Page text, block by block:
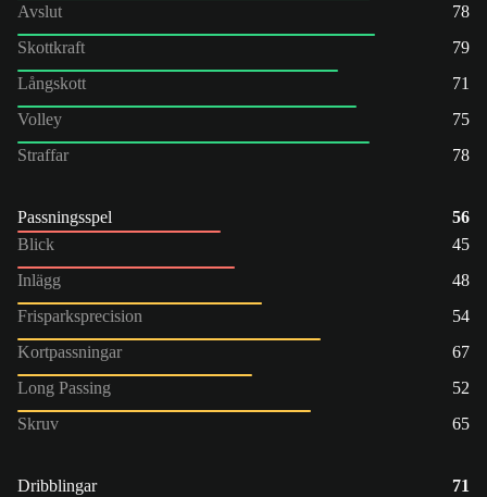
Avslut
78
Skottkraft
79
Långskott
71
Volley
75
Straffar
78
Passningsspel
56
Blick
45
Inlägg
48
Frisparksprecision
54
Kortpassningar
67
Long Passing
52
Skruv
65
Dribblingar
71